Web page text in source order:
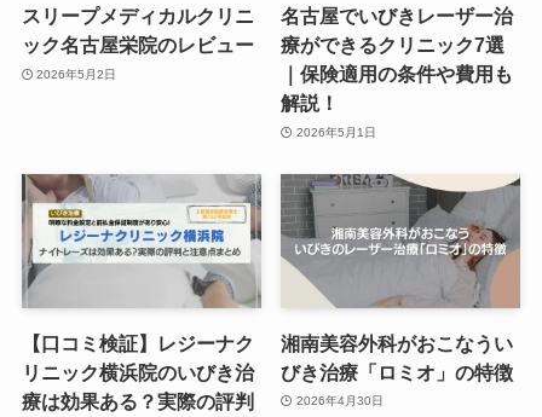
スリープメディカルクリニ
ック名古屋栄院のレビュー
2026年5月2日
名古屋でいびきレーザー治
療ができるクリニック7選
｜保険適用の条件や費用も
解説！
2026年5月1日
【口コミ検証】レジーナク
リニック横浜院のいびき治
療は効果ある？実際の評判
湘南美容外科がおこなうい
びき治療「ロミオ」の特徴
2026年4月30日